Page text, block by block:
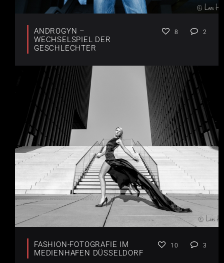
ANDROGYN –
WECHSELSPIEL DER
GESCHLECHTER
8 2
FASHION-FOTOGRAFIE IM
MEDIENHAFEN DÜSSELDORF
10 3